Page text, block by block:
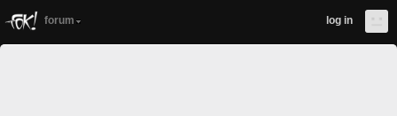
forum log in